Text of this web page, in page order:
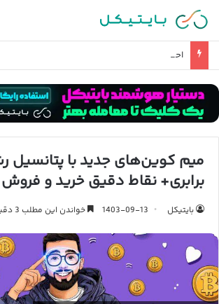
احتمال حمله زمینی آمریکا و تصرف خارک چقدر
میم کوین‌های جدید با پتانسیل
برابری+ نقاط دقیق خرید و فروش
بایتیکل 1403-09-13 خواندن این مطلب 3 دقیقه زمان میبرد